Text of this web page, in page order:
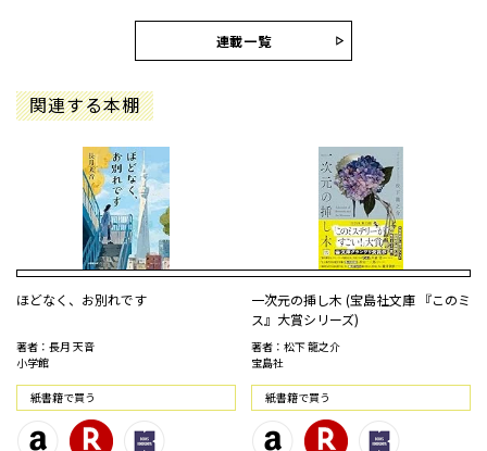
連載一覧
関連する本棚
ほどなく、お別れです
著者：長月 天音
小学館
紙書籍で買う
一次元の挿し木 (宝島社文庫 『このミ
ス』大賞シリーズ)
著者：松下 龍之介
宝島社
紙書籍で買う